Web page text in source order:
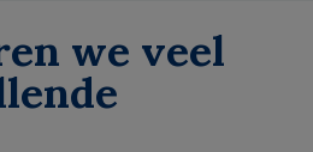
we veel